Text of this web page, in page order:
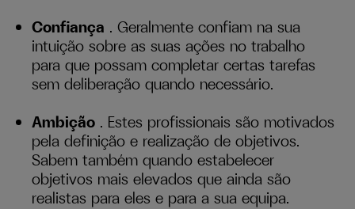
Confiança . Geralmente confiam na sua
intuição sobre as suas ações no trabalho
para que possam completar certas tarefas
sem deliberação quando necessário.
Ambição . Estes profissionais são motivados
pela definição e realização de objetivos.
Sabem também quando estabelecer
objetivos mais elevados que ainda são
realistas para eles e para a sua equipa.